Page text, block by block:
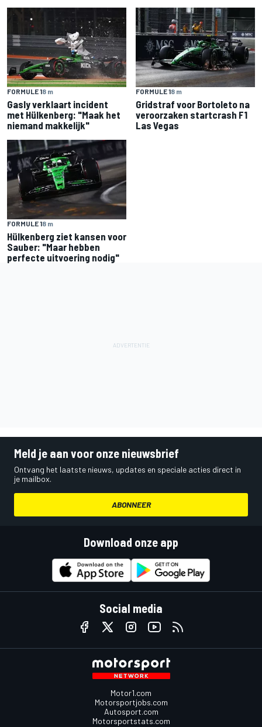
FORMULE 18 m
Gasly verklaart incident
met Hülkenberg: "Maak het
niemand makkelijk"
FORMULE 18 m
Gridstraf voor Bortoleto na
veroorzaken startcrash F1
Las Vegas
FORMULE 18 m
Hülkenberg ziet kansen voor
Sauber: "Maar hebben
perfecte uitvoering nodig"
Meld je aan voor onze nieuwsbrief
Ontvang het laatste nieuws, updates en speciale acties direct in
je mailbox.
ABONNEER
Download onze app
Social media
Motor1.com
Motorsportjobs.com
Autosport.com
Motorsportstats.com